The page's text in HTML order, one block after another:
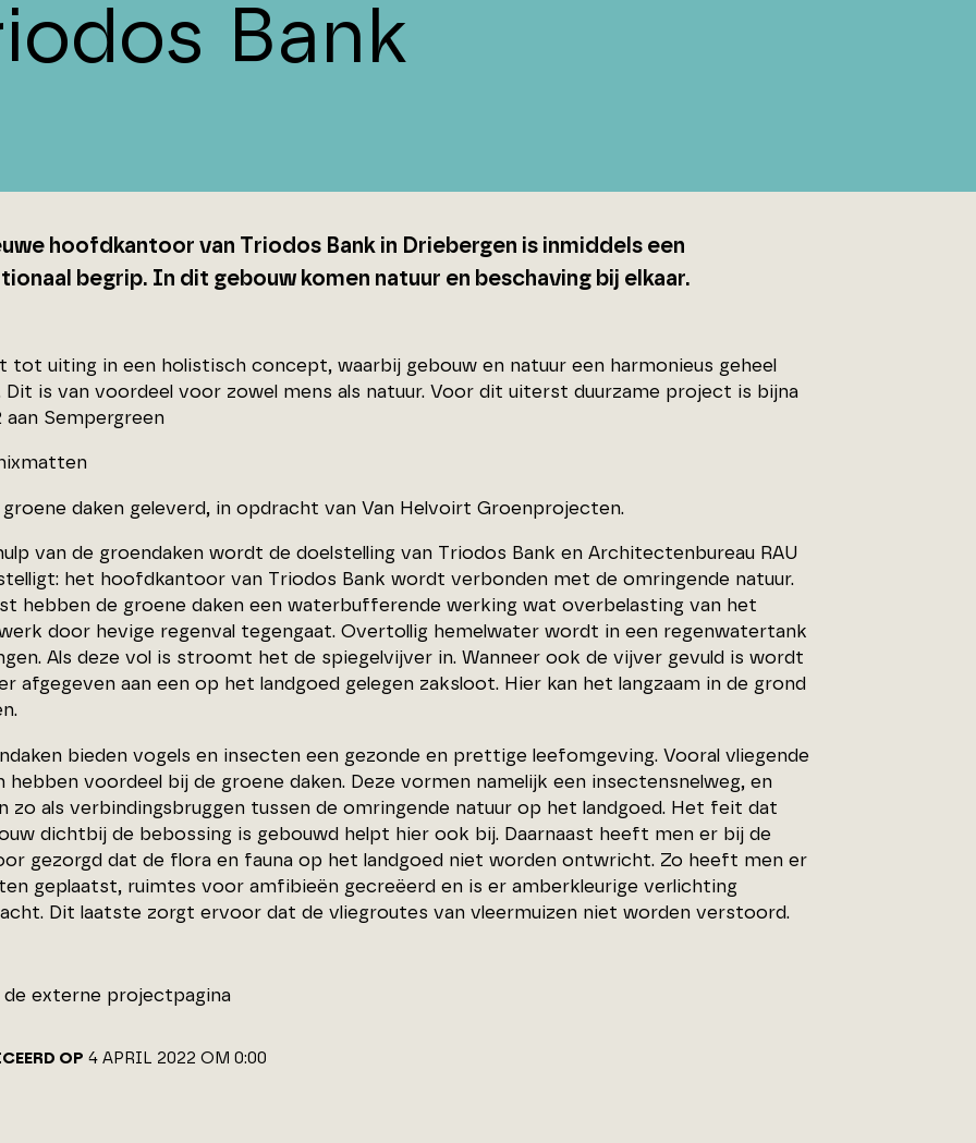
Bank
hoofdkantoor van Triodos Bank in Driebergen is inmiddels een
begrip. In dit gebouw komen natuur en beschaving bij elkaar.
tot uiting in een holistisch concept, waarbij gebouw en natuur een harmonieus geheel
Dit is van voordeel voor zowel mens als natuur. Voor dit uiterst duurzame project is bijna
aan Sempergreen
daken geleverd, in opdracht van Van Helvoirt Groenprojecten.
van de groendaken wordt de doelstelling van Triodos Bank en Architectenbureau RAU
het hoofdkantoor van Triodos Bank wordt verbonden met de omringende natuur.
hebben de groene daken een waterbufferende werking wat overbelasting van het
door hevige regenval tegengaat. Overtollig hemelwater wordt in een regenwatertank
Als deze vol is stroomt het de spiegelvijver in. Wanneer ook de vijver gevuld is wordt
afgegeven aan een op het landgoed gelegen zaksloot. Hier kan het langzaam in de grond
bieden vogels en insecten een gezonde en prettige leefomgeving. Vooral vliegende
hebben voordeel bij de groene daken. Deze vormen namelijk een insectensnelweg, en
zo als verbindingsbruggen tussen de omringende natuur op het landgoed. Het feit dat
dichtbij de bebossing is gebouwd helpt hier ook bij. Daarnaast heeft men er bij de
gezorgd dat de flora en fauna op het landgoed niet worden ontwricht. Zo heeft men er
geplaatst, ruimtes voor amfibieën gecreëerd en is er amberkleurige verlichting
Dit laatste zorgt ervoor dat de vliegroutes van vleermuizen niet worden verstoord.
de externe projectpagina
OP 4 APRIL 2022 OM 0:00